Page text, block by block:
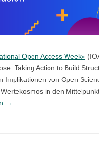
Open Access Week«
Taking Action to Build
Implikationen von Open
in den
Die
→